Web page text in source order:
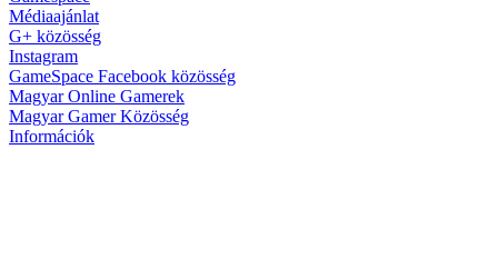
Médiaajánlat
G+ közösség
Instagram
GameSpace Facebook közösség
Magyar Online Gamerek
Magyar Gamer Közösség
Információk